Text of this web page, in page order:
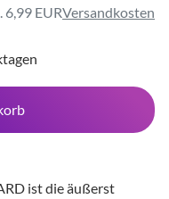
6,99 EURVersandkosten
ist die äußerst